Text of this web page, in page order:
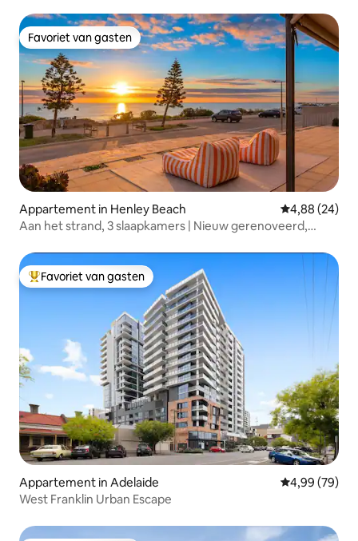
Favoriet van gasten
Favoriet van gasten
Appartement in Henley Beach Gemiddelde
4,88 (24)
Aan het strand, 3 slaapkamers | Nieuw gerenoveerd,
Topfavoriet van gasten
Favoriet van gasten
Appartement in Adelaide Gemiddelde
4,99 (79)
West Franklin Urban Escape